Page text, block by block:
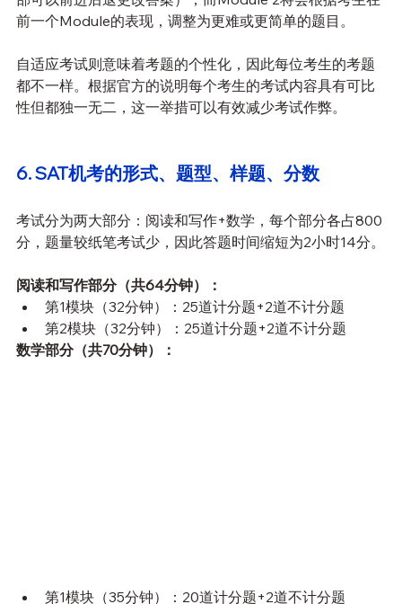
前一个Module的表现，调整为更难或更简单的题目。
自适应考试则意味着考题的个性化，因此每位考生的考题
都不一样。根据官方的说明每个考生的考试内容具有可比
性但都独一无二，这一举措可以有效减少考试作弊。
6. SAT机考的形式、题型、样题、分数
考试分为两大部分：阅读和写作+数学，每个部分各占800
分，题量较纸笔考试少，因此答题时间缩短为2小时14分。
阅读和写作部分（共64分钟）：
第1模块（32分钟）：25道计分题+2道不计分题
第2模块（32分钟）：25道计分题+2道不计分题
数学部分（共70分钟）：
第1模块（35分钟）：20道计分题+2道不计分题